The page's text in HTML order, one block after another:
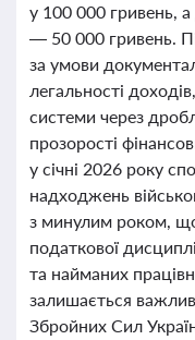
у 100 000 гривень, а
— 50 000 гривень.
за умови
легальності
системи через
прозорості
у січні 2026 року
надходжень
з минулим роком, що
податкової
та найманих
залишається
Збройних Сил